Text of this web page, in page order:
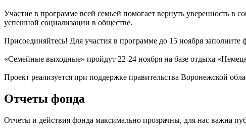
Участие в программе всей семьей помогает вернуть уверенность в
успешной социализации в обществе.
Присоединяйтесь! Для участия в программе до 15 ноября
«Семейные выходные» пройдут 22-24 ноября на базе отдыха
Проект реализуется при поддержке правительства Воронежской
Отчеты фонда
Отчеты и действия фонда максимально прозрачны, для нас важна